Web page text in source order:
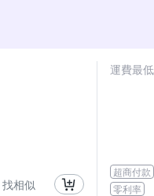
找相似
運費最
超商付款
零利率